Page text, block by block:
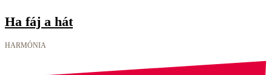
Ha fáj a hát
HARMÓNIA